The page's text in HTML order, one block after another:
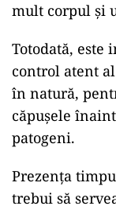
mult corpul și
Totodată, este
control atent
în natură,
căpușele
patogeni.
Prezența
trebui să